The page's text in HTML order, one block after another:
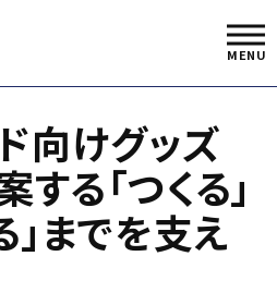
向けグッズ
る「つくる」
」までを支え